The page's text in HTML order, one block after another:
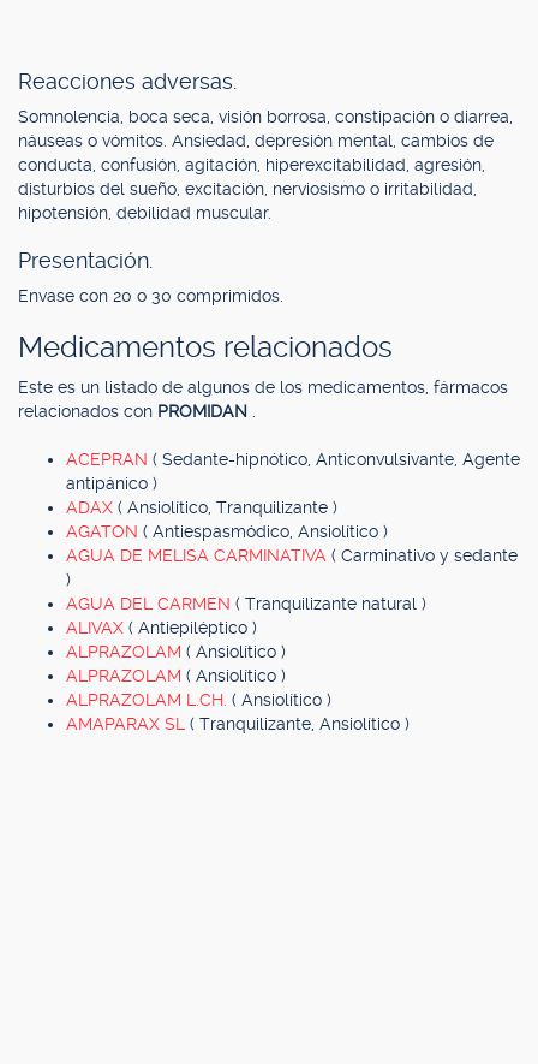
Reacciones adversas.
Somnolencia, boca seca, visión borrosa, constipación o diarrea,
náuseas o vómitos. Ansiedad, depresión mental, cambios de
conducta, confusión, agitación, hiperexcitabilidad, agresión,
disturbios del sueño, excitación, nerviosismo o irritabilidad,
hipotensión, debilidad muscular.
Presentación.
Envase con 20 o 30 comprimidos.
Medicamentos relacionados
Este es un listado de algunos de los medicamentos, fármacos
relacionados con PROMIDAN
ACEPRAN ( Sedante-hipnótico, Anticonvulsivante, Agente
antipánico )
ADAX ( Ansiolítico, Tranquilizante )
AGATON ( Antiespasmódico, Ansiolítico )
AGUA DE MELISA CARMINATIVA ( Carminativo y sedante
)
AGUA DEL CARMEN ( Tranquilizante natural )
ALIVAX ( Antiepiléptico )
ALPRAZOLAM ( Ansiolítico )
ALPRAZOLAM ( Ansiolítico )
ALPRAZOLAM L.CH. ( Ansiolítico )
AMAPARAX SL ( Tranquilizante, Ansiolítico )